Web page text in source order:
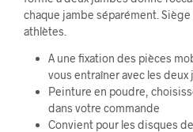
chaque jambe séparément.
athlètes.
A une fixation des pièces
vous entraîner avec les deux
Peinture en poudre,
dans votre commande
Convient pour les disques